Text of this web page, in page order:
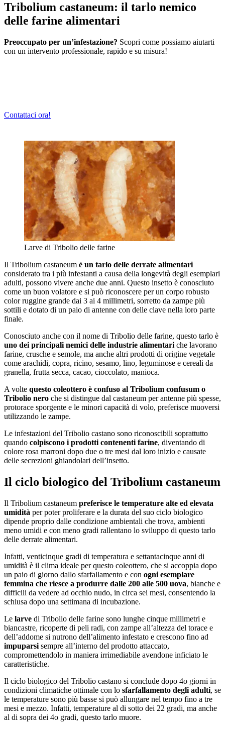
Tribolium castaneum: il tarlo nemico
delle farine alimentari
Preoccupato per un’infestazione? Scopri come possiamo aiutarti
con un intervento professionale, rapido e su misura!
Contattaci ora!
Larve di Tribolio delle farine
Il Tribolium castaneum è un tarlo delle derrate alimentari
considerato tra i più infestanti a causa della longevità degli esemplari
adulti, possono vivere anche due anni. Questo insetto è conosciuto
come un buon volatore e si può riconoscere per un corpo robusto
color ruggine grande dai 3 ai 4 millimetri, sorretto da zampe più
sottili e dotato di un paio di antenne con delle clave nella loro parte
finale.
Conosciuto anche con il nome di Tribolio delle farine, questo tarlo è
uno dei principali nemici delle industrie alimentari che lavorano
farine, crusche e semole, ma anche altri prodotti di origine vegetale
come arachidi, copra, ricino, sesamo, lino, leguminose e cereali da
granella, frutta secca, cacao, cioccolato, manioca.
A volte questo coleottero è confuso al Tribolium confusum o
Tribolio nero che si distingue dal castaneum per antenne più spesse,
protorace sporgente e le minori capacità di volo, preferisce muoversi
utilizzando le zampe.
Le infestazioni del Tribolio castano sono riconoscibili soprattutto
quando colpiscono i prodotti contenenti farine, diventando di
colore rosa marroni dopo due o tre mesi dal loro inizio e causate
delle secrezioni ghiandolari dell’insetto.
Il ciclo biologico del Tribolium castaneum
Il Tribolium castaneum preferisce le temperature alte ed elevata
umidità per poter proliferare e la durata del suo ciclo biologico
dipende proprio dalle condizione ambientali che trova, ambienti
meno umidi e con meno gradi rallentano lo sviluppo di questo tarlo
delle derrate alimentari.
Infatti, venticinque gradi di temperatura e settantacinque anni di
umidità è il clima ideale per questo coleottero, che si accoppia dopo
un paio di giorno dallo sfarfallamento e con ogni esemplare
femmina che riesce a produrre dalle 200 alle 500 uova, bianche e
difficili da vedere ad occhio nudo, in circa sei mesi, consentendo la
schiusa dopo una settimana di incubazione.
Le larve di Tribolio delle farine sono lunghe cinque millimetri e
biancastre, ricoperte di peli radi, con zampe all’altezza del torace e
dell’addome si nutrono dell’alimento infestato e crescono fino ad
impuparsi sempre all’interno del prodotto attaccato,
compromettendolo in maniera irrimediabile avendone inficiato le
caratteristiche.
Il ciclo biologico del Tribolio castano si conclude dopo 4o giorni in
condizioni climatiche ottimale con lo sfarfallamento degli adulti, se
le temperature sono più basse si può allungare nel tempo fino a tre
mesi e mezzo. Infatti, temperature al di sotto dei 22 gradi, ma anche
al di sopra dei 4o gradi, questo tarlo muore.